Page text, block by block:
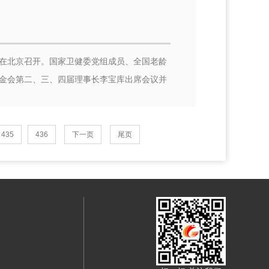
北京召开。国家卫健委党组成员、全国老龄
会第二、三、四届理事长李宝库出席会议并
435 436 下一页 尾页